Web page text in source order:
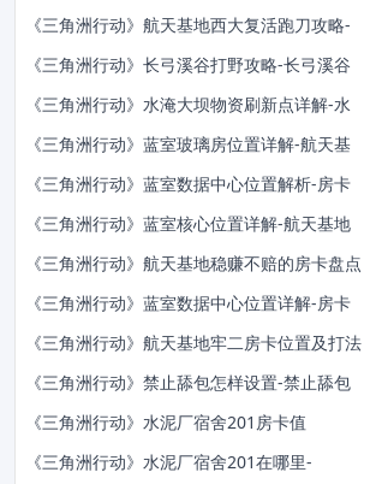
《三角洲行动》航天基地西大复活跑刀攻略-
《三角洲行动》长弓溪谷打野攻略-长弓溪谷
《三角洲行动》水淹大坝物资刷新点详解-水
《三角洲行动》蓝室玻璃房位置详解-航天基
《三角洲行动》蓝室数据中心位置解析-房卡
《三角洲行动》蓝室核心位置详解-航天基地
《三角洲行动》航天基地稳赚不赔的房卡盘点
《三角洲行动》蓝室数据中心位置详解-房卡
《三角洲行动》航天基地牢二房卡位置及打法
《三角洲行动》禁止舔包怎样设置-禁止舔包
《三角洲行动》‌‌‌水泥厂宿舍201房卡值
《三角洲行动》‌‌‌水泥厂宿舍201在哪里-